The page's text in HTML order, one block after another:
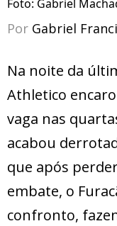
Foto: Gabriel
Por Gabriel
Na noite da
Athletico
vaga nas
acabou
que após
embate, o
confronto,